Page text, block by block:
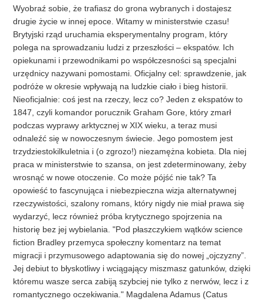
Wyobraź sobie, że trafiasz do grona wybranych i dostajesz
drugie życie w innej epoce. Witamy w ministerstwie czasu!
Brytyjski rząd uruchamia eksperymentalny program, który
polega na sprowadzaniu ludzi z przeszłości – ekspatów. Ich
opiekunami i przewodnikami po współczesności są specjalni
urzędnicy nazywani pomostami. Oficjalny cel: sprawdzenie, jak
podróże w okresie wpływają na ludzkie ciało i bieg historii.
Nieoficjalnie: coś jest na rzeczy, lecz co? Jeden z ekspatów to
1847, czyli komandor porucznik Graham Gore, który zmarł
podczas wyprawy arktycznej w XIX wieku, a teraz musi
odnaleźć się w nowoczesnym świecie. Jego pomostem jest
trzydziestokilkuletnia i (o zgrozo!) niezamężna kobieta. Dla niej
praca w ministerstwie to szansa, on jest zdeterminowany, żeby
wrosnąć w nowe otoczenie. Co może pójść nie tak? Ta
opowieść to fascynująca i niebezpieczna wizja alternatywnej
rzeczywistości, szalony romans, który nigdy nie miał prawa się
wydarzyć, lecz również próba krytycznego spojrzenia na
historię bez jej wybielania. "Pod płaszczykiem wątków science
fiction Bradley przemyca społeczny komentarz na temat
migracji i przymusowego adaptowania się do nowej „ojczyzny”.
Jej debiut to błyskotliwy i wciągający miszmasz gatunków, dzięki
któremu wasze serca zabiją szybciej nie tylko z nerwów, lecz i z
romantycznego oczekiwania." Magdalena Adamus (Catus